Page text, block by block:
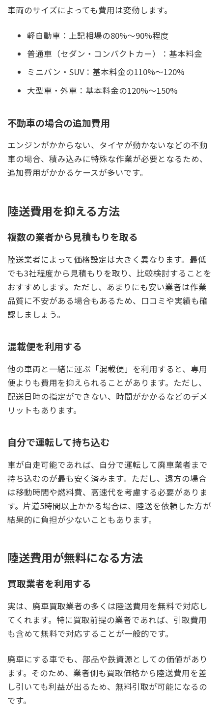
車両のサイズによっても費用は変動します。
軽自動車：上記相場の80%〜90%程度
普通車（セダン・コンパクトカー）：基本料金
ミニバン・SUV：基本料金の110%〜120%
大型車・外車：基本料金の120%〜150%
不動車の場合の追加費用
エンジンがかからない、タイヤが動かないなどの不動
車の場合、積み込みに特殊な作業が必要となるため、
追加費用がかかるケースが多いです。
陸送費用を抑える方法
複数の業者から見積もりを取る
陸送業者によって価格設定は大きく異なります。最低
でも3社程度から見積もりを取り、比較検討することを
おすすめします。ただし、あまりにも安い業者は作業
品質に不安がある場合もあるため、口コミや実績も確
認しましょう。
混載便を利用する
他の車両と一緒に運ぶ「混載便」を利用すると、専用
便よりも費用を抑えられることがあります。ただし、
配送日時の指定ができない、時間がかかるなどのデメ
リットもあります。
自分で運転して持ち込む
車が自走可能であれば、自分で運転して廃車業者まで
持ち込むのが最も安く済みます。ただし、遠方の場合
は移動時間や燃料費、高速代を考慮する必要がありま
す。片道5時間以上かかる場合は、陸送を依頼した方が
結果的に負担が少ないこともあります。
陸送費用が無料になる方法
買取業者を利用する
実は、廃車買取業者の多くは陸送費用を無料で対応し
てくれます。特に買取前提の業者であれば、引取費用
も含めて無料で対応することが一般的です。
廃車にする車でも、部品や鉄資源としての価値があり
ます。そのため、業者側も買取価格から陸送費用を差
し引いても利益が出るため、無料引取が可能になるの
です。